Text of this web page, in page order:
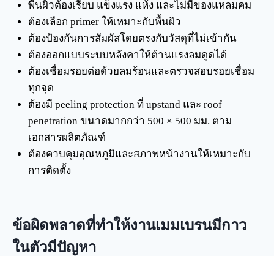
พื้นผิวต้องเรียบ แข็งแรง แห้ง และไม่มีของแหลมคม
ต้องเลือก primer ให้เหมาะกับพื้นผิว
ต้องป้องกันการสัมผัสโดยตรงกับวัสดุที่ไม่เข้ากัน
ต้องออกแบบระบบหลังคาให้ต้านแรงลมดูดได้
ต้องเชื่อมรอยต่อด้วยลมร้อนและตรวจสอบรอยเชื่อม
ทุกจุด
ต้องมี peeling protection ที่ upstand และ roof
penetration ขนาดมากกว่า 500 × 500 มม. ตาม
เอกสารผลิตภัณฑ์
ต้องควบคุมอุณหภูมิและสภาพหน้างานให้เหมาะกับ
การติดตั้ง
ข้อผิดพลาดที่ทำให้งานเมมเบรนมีกาว
ในตัวมีปัญหา